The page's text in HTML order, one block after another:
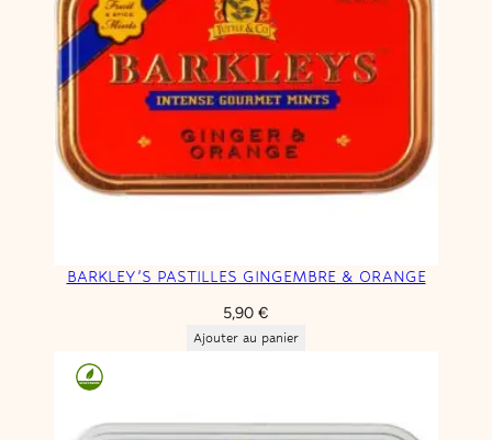
BARKLEY’S PASTILLES GINGEMBRE & ORANGE
5,90 €
Ajouter au panier